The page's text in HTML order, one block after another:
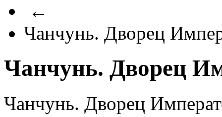
←
Чанчунь. Дворец
Чанчунь. Дворец
Чанчунь. Дворец